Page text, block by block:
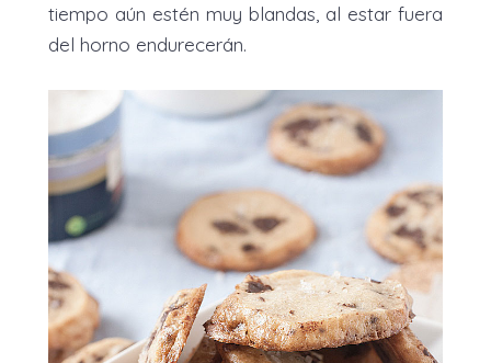
tiempo aún estén muy blandas, al estar fuera
del horno endurecerán.